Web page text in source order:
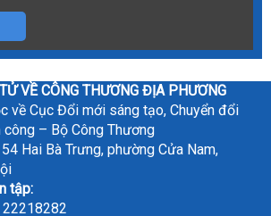
VỀ CÔNG THƯƠNG ĐỊA PHƯƠNG
về Cục Đổi mới sáng tạo, Chuyển đổi
công – Bộ Công Thương
Hai Bà Trưng, phường Cửa Nam,
tập: